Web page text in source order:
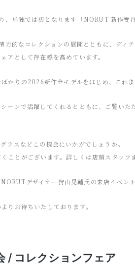
、単独では初となります「NORUT 新作
的なコレクションの展開とともに、ディ
アとして存在感を高めています。
かりの2026新作全モデルをはじめ、これま
ーンで活躍してくれるとともに、 ご覧いた
ラスなどこの機会にいかがでしょうか。
ことがございます。詳しくは店頭スタッフ
デザイナー狩山晃輔氏の来店イベント
りお待ちいたしております。